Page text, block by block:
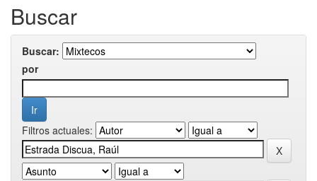
Buscar
Buscar:
por
Filtros actuales: